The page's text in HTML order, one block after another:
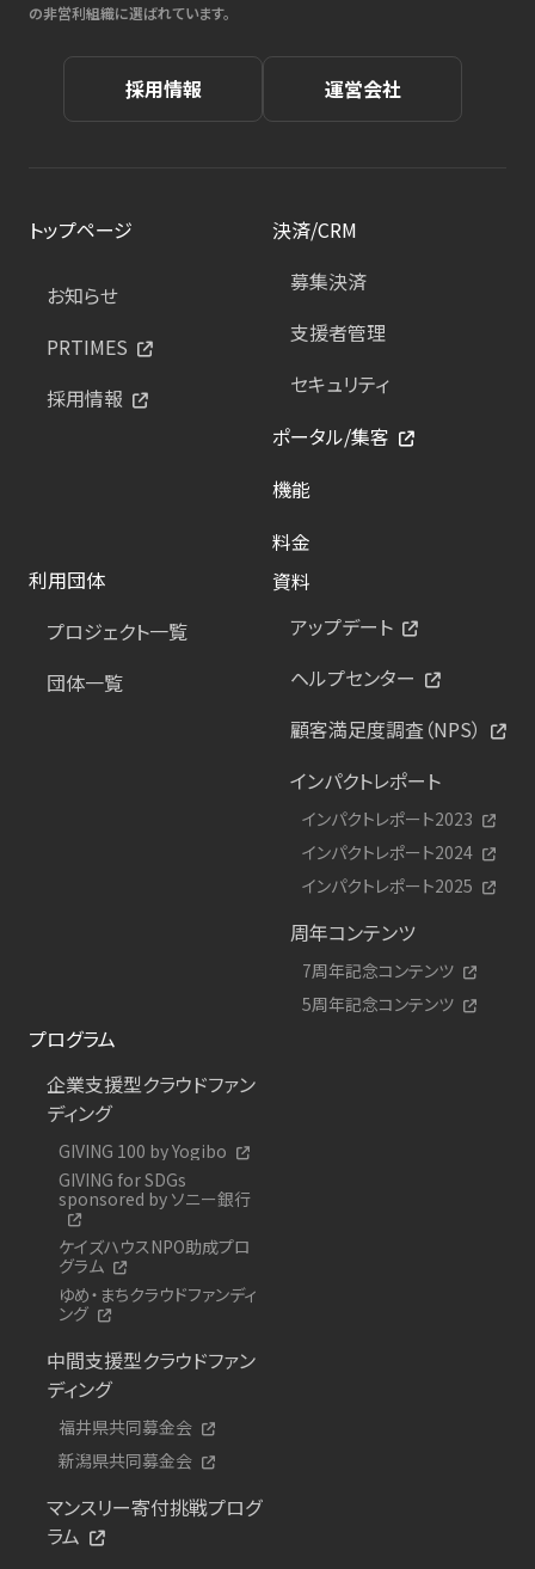
の非営利組織に選ばれています。
採用情報 運営会社
トップページ
お知らせ
PRTIMES
採用情報
決済/CRM
募集決済
支援者管理
セキュリティ
ポータル/集客
機能
料金
利用団体
プロジェクト一覧
団体一覧
資料
アップデート
ヘルプセンター
顧客満足度調査（NPS）
インパクトレポート
インパクトレポート2023
インパクトレポート2024
インパクトレポート2025
周年コンテンツ
7周年記念コンテンツ
5周年記念コンテンツ
プログラム
企業支援型クラウドファン
ディング
GIVING 100 by Yogibo
GIVING for SDGs
sponsored by ソニー銀行
ケイズハウスNPO助成プロ
グラム
ゆめ・まちクラウドファンディ
ング
中間支援型クラウドファン
ディング
福井県共同募金会
新潟県共同募金会
マンスリー寄付挑戦プログ
ラム